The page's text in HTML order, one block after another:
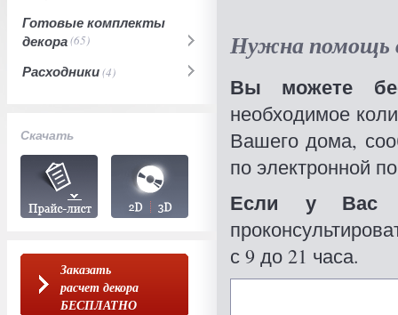
Готовые комплекты
декора(65)
Расходники(4)
Скачать
Заказать
расчет декора
БЕСПЛАТНО
Нужна помощь
Вы можете
необходимое
Вашего дома,
по электронной
Если у Вас
с 9 до 21 часа.